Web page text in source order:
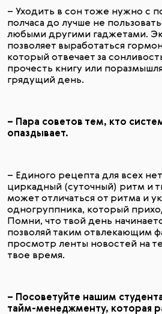
– Уходить в сон тоже нужно с
полчаса до лучше не
любыми другими гаджетами.
позволяет выработаться
который отвечает за
прочесть книгу или
грядущий день.
– Пара советов тем, кто
опаздывает.
– Единого рецепта для всех
циркадный (суточный) ритм и
может отличаться от ритма и
одногруппника, который
Помни, что твой день
позволяй таким отвлекающим
просмотр ленты новостей на
твое время.
– Посоветуйте нашим
тайм-менеджменту, которая